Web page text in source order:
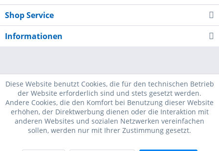
Shop Service
Informationen
Diese Website benutzt Cookies, die für den technischen Betrieb
der Website erforderlich sind und stets gesetzt werden.
Andere Cookies, die den Komfort bei Benutzung dieser Website
erhöhen, der Direktwerbung dienen oder die Interaktion mit
anderen Websites und sozialen Netzwerken vereinfachen
sollen, werden nur mit Ihrer Zustimmung gesetzt.